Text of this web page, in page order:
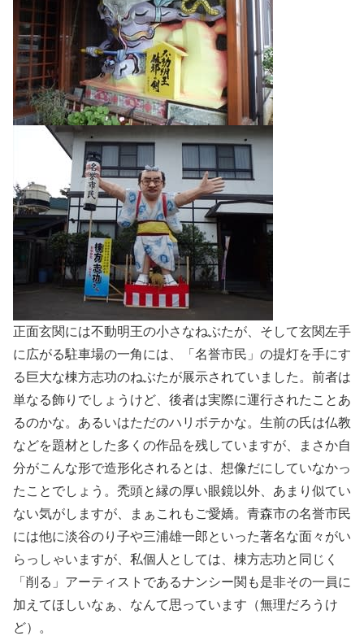
正面玄関には不動明王の小さなねぶたが、そして玄関左手
に広がる駐車場の一角には、「名誉市民」の提灯を手にす
る巨大な棟方志功のねぶたが展示されていました。前者は
単なる飾りでしょうけど、後者は実際に運行されたことあ
るのかな。あるいはただのハリボテかな。生前の氏は仏教
などを題材とした多くの作品を残していますが、まさか自
分がこんな形で造形化されるとは、想像だにしていなかっ
たことでしょう。禿頭と縁の厚い眼鏡以外、あまり似てい
ない気がしますが、まぁこれもご愛嬌。青森市の名誉市民
には他に淡谷のり子や三浦雄一郎といった著名な面々がい
らっしゃいますが、私個人としては、棟方志功と同じく
「削る」アーティストであるナンシー関も是非その一員に
加えてほしいなぁ、なんて思っています（無理だろうけ
ど）。